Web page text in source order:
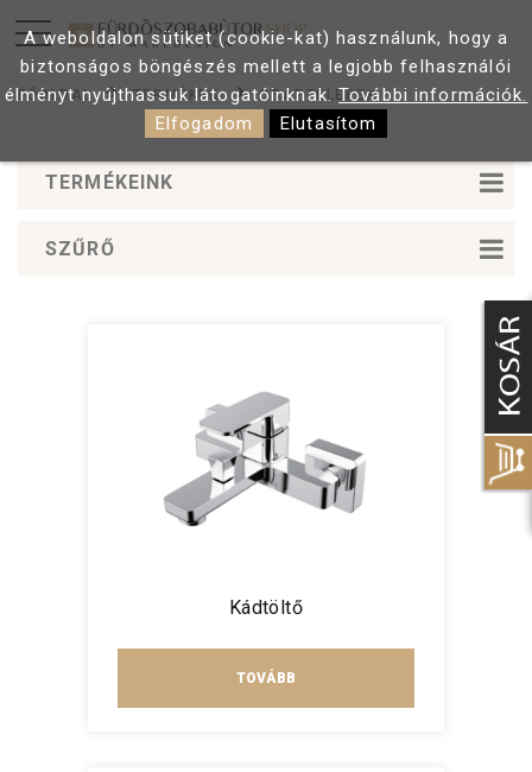
FŐOLDAL TERMÉKEK CSAPTELEPEK
TERMÉKEINK
SZŰRŐ
Kádtöltő
TOVÁBB
A weboldalon sütiket (cookie-kat) használunk, hogy a
biztonságos böngészés mellett a legjobb felhasználói
élményt nyújthassuk látogatóinknak.További információk.
Elfogadom
Elutasítom